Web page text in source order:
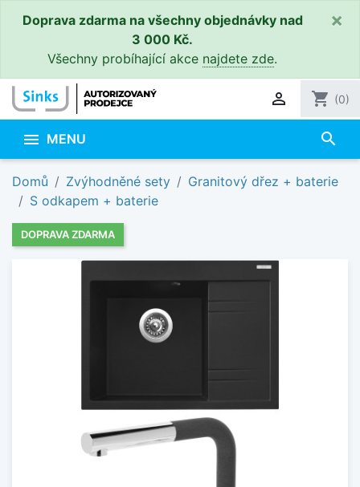
Doprava zdarma na všechny objednávky nad
3 000 Kč.
Všechny probíhající akce najdete zde.
×
 shopping_cart (0)
 MENU search
Domů Zvýhodněné sety
Granitový dřez + baterie
S odkapem + baterie
DOPRAVA ZDARMA